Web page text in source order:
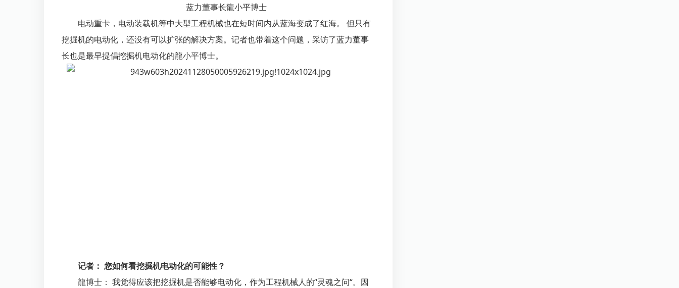
蓝力董事长龍小平博士
电动重卡，电动装载机等中大型工程机械也在短时间内从蓝海变成了红海。 但只有
挖掘机的电动化，还没有可以扩张的解决方案。记者也带着这个问题，采访了蓝力董事
长也是最早提倡挖掘机电动化的龍小平博士。
记者： 您如何看挖掘机电动化的可能性？
龍博士： 我觉得应该把挖掘机是否能够电动化，作为工程机械人的“灵魂之问“。因